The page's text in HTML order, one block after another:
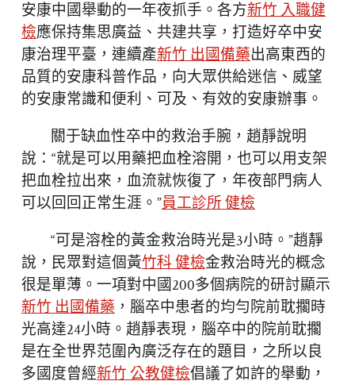
安康中國舉動的一年夜抓手。各方新竹 入職健
檢應保持集思廣益、共建共享，打造好卒中安
康治理平臺，連續產新竹 出國備藥出高東西的
品質的安康科普作品，向大眾供給迷信、威望
的安康常識和便利、可及、有效的安康辦事。
關于缺血性卒中的救治手腕，趙靜說明
說：“就是可以用藥把血栓溶開，也可以用支架
把血栓拉出來，血流就恢復了，年夜部門病人
可以回回正常生涯。”員工診所 健檢
“可是溶栓的黃金救治時光是3小時。”趙靜
說，民眾對這個黃竹科 健檢金救治時光的概念
很是單薄。一項對中國200多個病院的研討顯示
新竹 出國備藥 ，腦卒中患者的均勻院前耽擱時
光高達24小時。趙靜表現，腦卒中的院前耽擱
是在全世界范圍內廣泛存在的題目，之所以良
多國度曾經新竹 公教健檢倡議了如許的舉動，